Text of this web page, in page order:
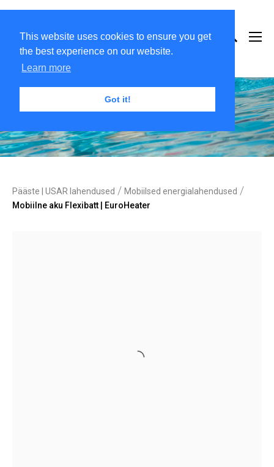
This website uses cookies to ensure you get
the best experience on our website.
Learn more
Got it!
Pääste | USAR lahendused / Mobiilsed energialahendused /
Mobiilne aku Flexibatt | EuroHeater